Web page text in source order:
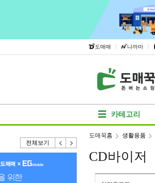
도매매 | 나까마 |
카테고리
전체보기
도매꾹홈 생활용품
CD바이저